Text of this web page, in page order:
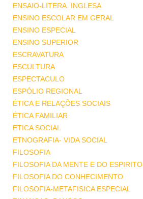
ENSAIO-LITERA. INGLESA
ENSINO ESCOLAR EM GERAL
ENSINO ESPECIAL
ENSINO SUPERIOR
ESCRAVATURA
ESCULTURA
ESPECTACULO
ESPÓLIO REGIONAL
ÉTICA E RELAÇÕES SOCIAIS
ÉTICA FAMILIAR
ETICA SOCIAL
ETNOGRAFIA- VIDA SOCIAL
FILOSOFIA
FILOSOFIA DA MENTE E DO ESPIRITO
FILOSOFIA DO CONHECIMENTO
FILOSOFIA-METAFISICA ESPECIAL